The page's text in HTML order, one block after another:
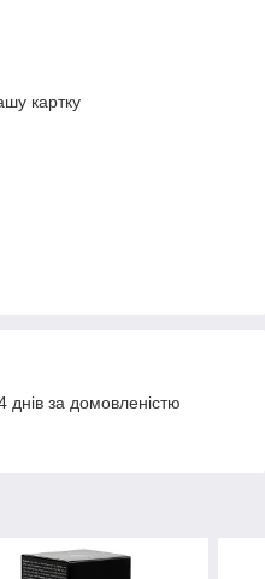
картку
за домовленістю